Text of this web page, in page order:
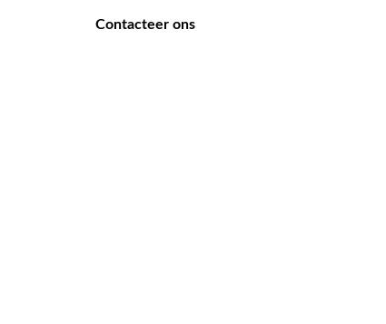
Contacteer ons